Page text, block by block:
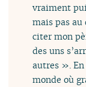
vraiment
mais pas au
citer mon
des uns
autres ».
monde où